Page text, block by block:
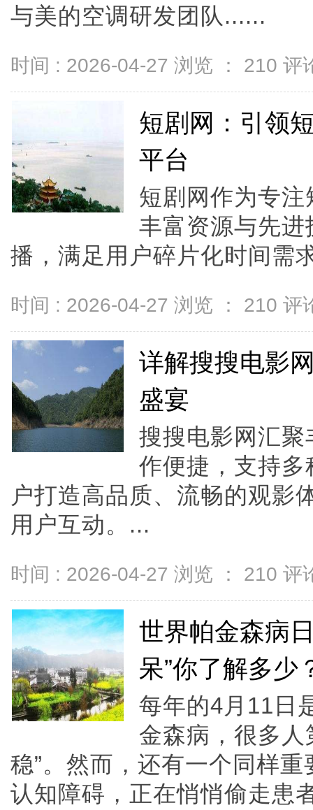
与美的空调研发团队......
时间 : 2026-04-27 浏览 ： 210 评
短剧网：引领
平台
短剧网作为专
丰富资源与先
播，满足用户碎片化时间需
时间 : 2026-04-27 浏览 ： 210 评
详解搜搜电影
盛宴
搜搜电影网汇
作便捷，支持
户打造高品质、流畅的观影
用户互动。...
时间 : 2026-04-27 浏览 ： 210 评
世界帕金森病
呆”你了解多少
每年的4月11日
金森病，很多人
稳”。然而，还有一个同样
认知障碍，正在悄悄偷走患